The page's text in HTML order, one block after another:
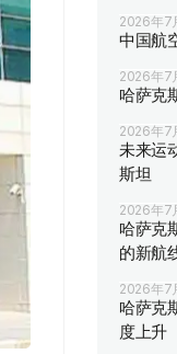
2026年7
中国航
2026年7
哈萨克
2026年7
未来运
斯坦
2026年7
哈萨克
的新航
2026年7
哈萨克
度上升